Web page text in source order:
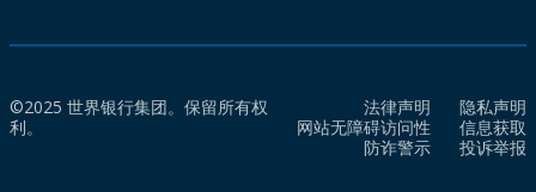
©2025 世界银行集团。保留所有权
利。
法律声明
隐私声明
网站无障碍访问性
信息获取
防诈警示
投诉举报